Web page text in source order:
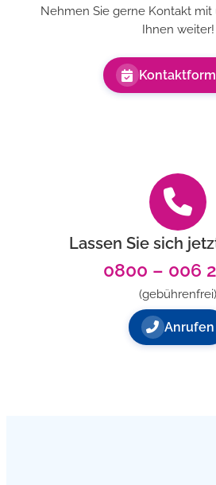
Nehmen Sie gerne Kontakt mit
Ihnen weiter!
Lassen Sie sich
0800 – 006
(gebührenfrei)
Anrufen